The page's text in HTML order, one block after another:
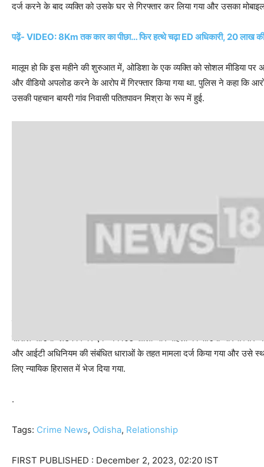
दर्ज करने के बाद व्यक्ति को उसके घर से गिरफ्तार कर लिया गया और उसका
पढ़ें- VIDEO: 8Km तक कार का पीछा… फिर हत्थे चढ़ा ED अधिकारी, 20 लाख की
मालूम हो कि इस महीने की शुरुआत में, ओडिशा के एक व्यक्ति को सोशल मीडिया पर
और वीडियो अपलोड करने के आरोप में गिरफ्तार किया गया था. पुलिस ने कहा कि
उसकी पहचान बायरी गांव निवासी पतितपावन मिश्रा के रूप में हुई.
सोशल मीडिया प्लेटफॉर्म पर एक अकाउंट खोला और महिला की वीडियो और तस्वीरें
और आईटी अधिनियम की संबंधित धाराओं के तहत मामला दर्ज किया गया और उसे
लिए न्यायिक हिरासत में भेज दिया गया.
.
Tags: Crime News, Odisha, Relationship
FIRST PUBLISHED : December 2, 2023, 02:20 IST